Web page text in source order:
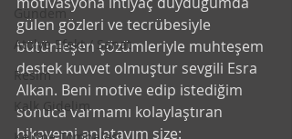
Gündem
Atölye Efekt / Sanat
Resim
Kalk Gidelim
gülen gözleri ve tecrübesiyle
bütünleşen çözümleriyle muhteşem
destek kuvvet olmuştur sevgili Esra
Alkan. Beni motive edip istediğim
sonuca varmamı kolaylaştıran
hikayemi anlatayım size: